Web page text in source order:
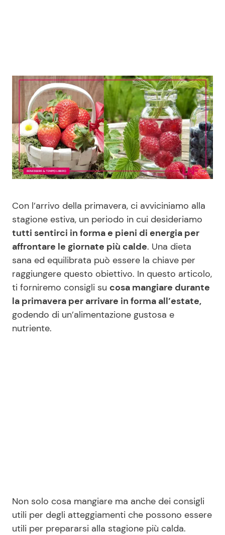
News Cinema
News Musica
News Spettacolo
News dal mondo
Benessere
Moda e Style
Mondo Mamma
News benessere
Salute
Cucina e Ricette
Dolci
Le Ricette in TV
Primi Piatti
Ricette Facili e Veloci
Disclaimer e Privacy
Redazione
Con l’arrivo della primavera, ci avviciniamo alla
stagione estiva, un periodo in cui desideriamo
tutti sentirci in forma e pieni di energia per
affrontare le giornate più calde. Una dieta
sana ed equilibrata può essere la chiave per
raggiungere questo obiettivo. In questo articolo,
ti forniremo consigli su cosa mangiare durante
la primavera per arrivare in forma all’estate,
godendo di un’alimentazione gustosa e
nutriente.
Non solo cosa mangiare ma anche dei consigli
utili per degli atteggiamenti che possono essere
utili per prepararsi alla stagione più calda.